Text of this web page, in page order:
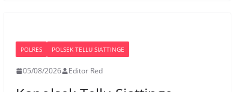
POLRES POLSEK TELLU SIATTINGE
05/08/2026 Editor Red